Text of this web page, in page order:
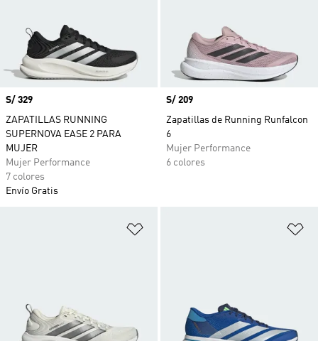
Precio
S/ 329
ZAPATILLAS RUNNING
SUPERNOVA EASE 2 PARA
MUJER
Mujer Performance
7 colores
Envío Gratis
Precio
S/ 209
Zapatillas de Running Runfalcon
6
Mujer Performance
6 colores